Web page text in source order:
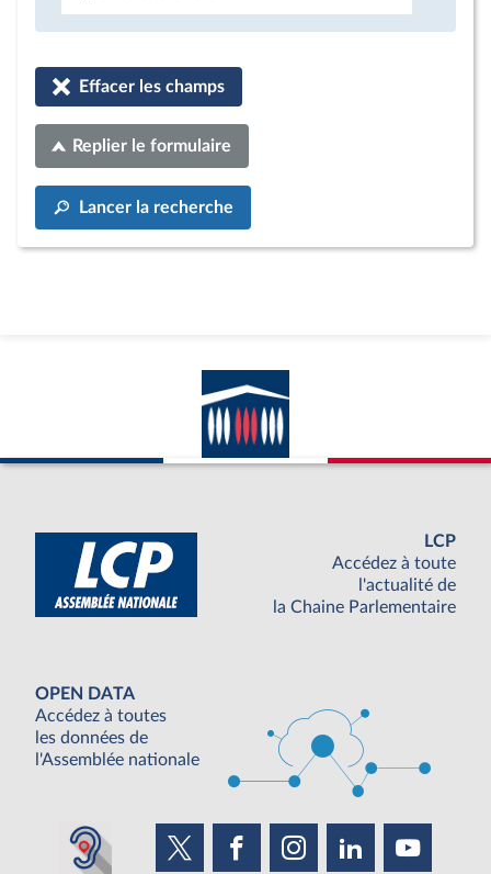
Effacer les champs
Replier le formulaire
Lancer la recherche
LCP
Accédez à toute
l'actualité de
la Chaine Parlementaire
OPEN DATA
Accédez à toutes
les données de
l'Assemblée nationale